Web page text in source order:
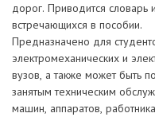
дорог. Приводится словарь
встречающихся в пособии.
Предназначено для
электромеханических и
вузов, а также может быть
занятым техническим
машин, аппаратов,